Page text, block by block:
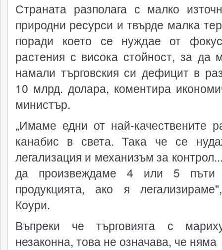
Страната разполага с малко
природни ресурси и твърде малка
поради което се нуждае от
растения с висока стойност, за да
намали търговския си дефицит в
10 млрд. долара, коментира
министър.
„Имаме едни от най-качествените
канабис в света. Така че се
легализация и механизъм за
да произвеждаме 4 или 5 пъти
продукцията, ако я
Коури.
Въпреки че търговията с
незаконна, това не означава, че няма